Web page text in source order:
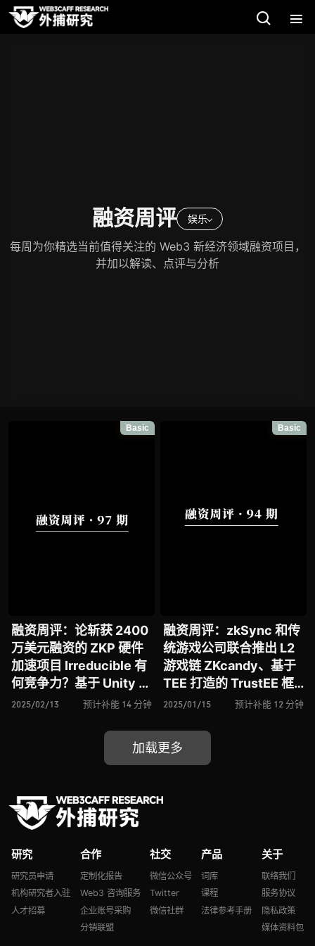
融资周评 娱乐
每周为你精选当前值得关注的 Web3 新经济领域融资项目，
并加以解读、点评与分析
Basic
融资周评：论斩获 2400
万美元融资的 ZKP 硬件
加速项目 Irreducible 有
何竞争力？基于 Unity 引
擎构建的全栈解决方案
赛道变革加速器？去中心
化安全层 Drosera 能否
2025/02/13 预计补能 14 分钟
Basic
融资周评：zkSync 和传
统游戏公司联合推出 L2
游戏链 ZKcandy、基于
TEE 打造的 TrustEE 框
架正推动 Rena Labs 实
AI 支付协议
Nevermined 能否通过
2025/01/15 预计补能 12 分钟
加载更多
研究
研究员申请
机构研究者入驻
人才招募
合作
定制化报告
Web3 咨询服务
企业账号采购
分销联盟
社交
微信公众号
Twitter
微信社群
产品
词库
课程
法律参考手册
关于
联络我们
服务协议
隐私政策
媒体资料包